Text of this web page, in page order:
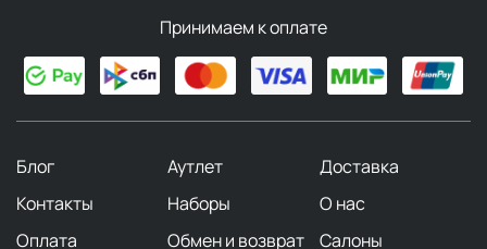
Принимаем к оплате
Блог Аутлет
Доставка
Контакты
Наборы
О нас
Оплата
Обмен и возврат Салоны